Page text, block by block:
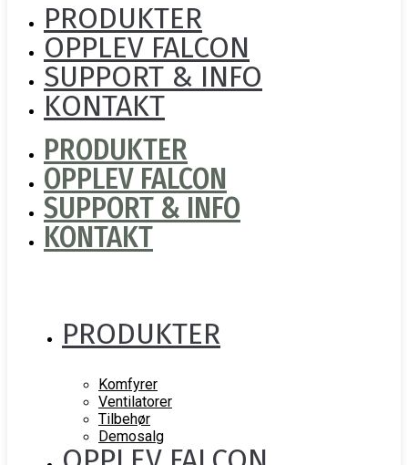
PRODUKTER
OPPLEV FALCON
SUPPORT & INFO
KONTAKT
PRODUKTER
OPPLEV FALCON
SUPPORT & INFO
KONTAKT
PRODUKTER
Komfyrer
Ventilatorer
Tilbehør
Demosalg